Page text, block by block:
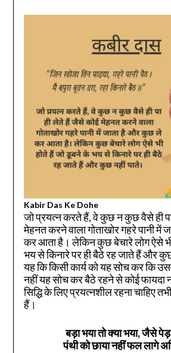
Kabir Das Ke Dohe
जो प्रयत्न करते हैं, वे कुछ न कुछ वैसे ही
मेहनत करने वाला गोताखोर गहरे पानी
कर आता है। लेकिन कुछ बेचारे लोग ऐसे
भय से किनारे पर ही बैठे रह जाते हैं और
यह कि किसी कार्य को यह सोच कर कि
नहीं यह सोच कर बैठे रहने से कोई फायदा
सिद्धि के लिए प्रयत्नशील रहना चाहिए
हैं।
बड़ा भया तो क्या भया, जैसे
पंथी को छाया नहीं फल लागे